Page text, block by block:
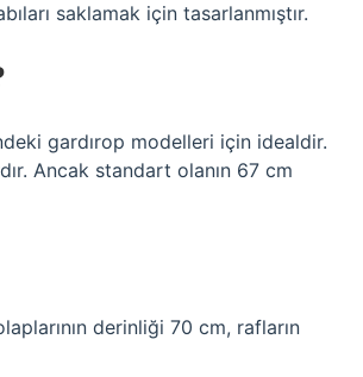
saklamak için tasarlanmıştır.
gardırop modelleri için idealdir.
Ancak standart olanın 67 cm
derinliği 70 cm, rafların